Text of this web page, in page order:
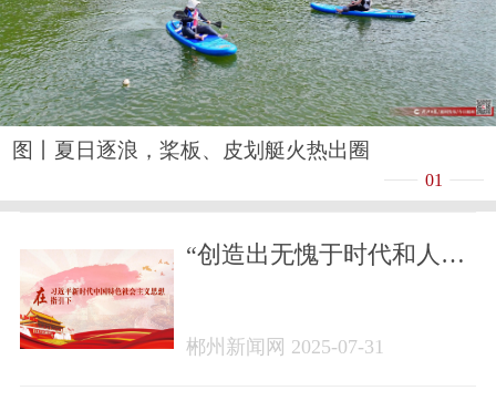
图丨夏日逐浪，桨板、皮划艇火热出圈
01
“创造出无愧于时代和人民
社会主义思想）——习近
郴州新闻网 2025-07-31